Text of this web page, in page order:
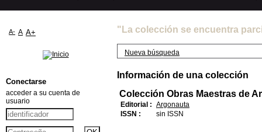
"La colección se encuentra
Nueva búsqueda
Información de una colección
Colección Obras Maestras de
Editorial : Argonauta
ISSN :
sin ISSN
A- A A+
Conectarse
acceder a su cuenta de
usuario